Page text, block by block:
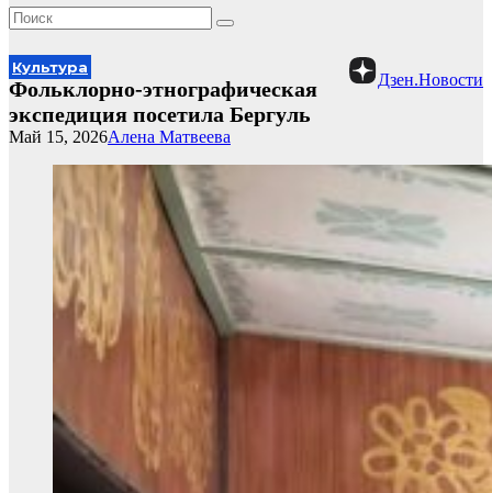
Дзен.Новости
Культура
Фольклорно-этнографическая
экспедиция посетила Бергуль
Алена Матвеева
Май 15, 2026